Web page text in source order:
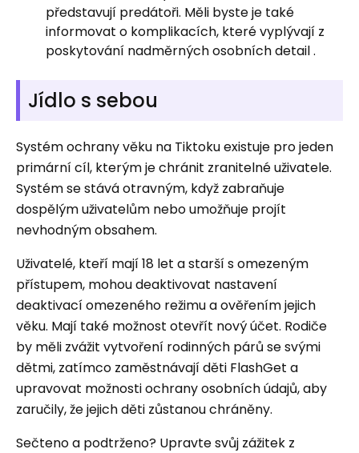
představují predátoři. Měli byste je také
informovat o komplikacích, které vyplývají z
poskytování nadměrných osobních detail .
Jídlo s sebou
Systém ochrany věku na Tiktoku existuje pro jeden
primární cíl, kterým je chránit zranitelné uživatele.
Systém se stává otravným, když zabraňuje
dospělým uživatelům nebo umožňuje projít
nevhodným obsahem.
Uživatelé, kteří mají 18 let a starší s omezeným
přístupem, mohou deaktivovat nastavení
deaktivací omezeného režimu a ověřením jejich
věku. Mají také možnost otevřít nový účet. Rodiče
by měli zvážit vytvoření rodinných párů se svými
dětmi, zatímco zaměstnávají děti FlashGet a
upravovat možnosti ochrany osobních údajů, aby
zaručily, že jejich děti zůstanou chráněny.
Sečteno a podtrženo? Upravte svůj zážitek z